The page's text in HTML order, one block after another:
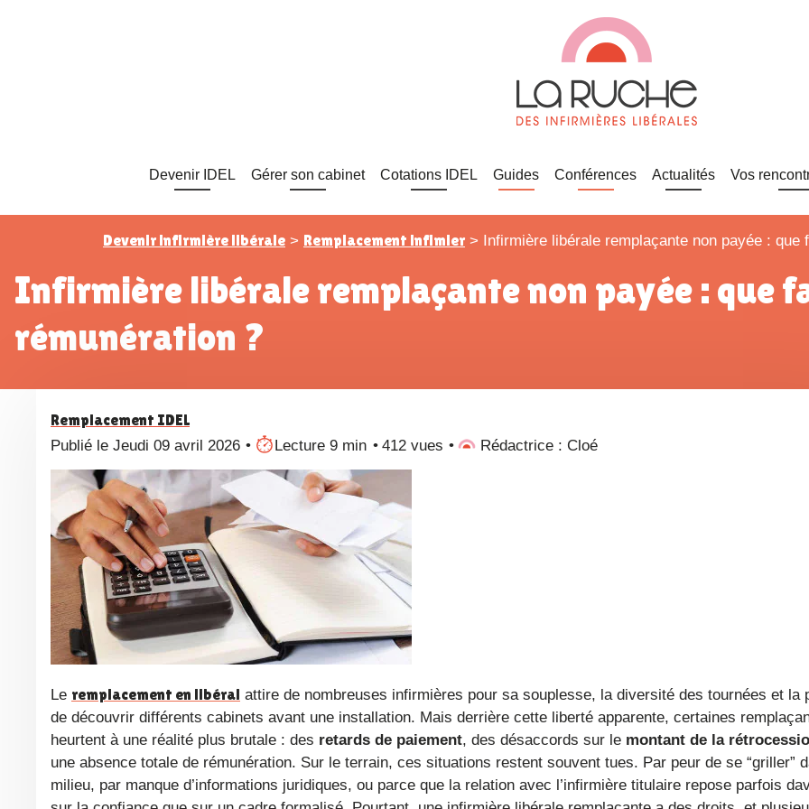
Devenir IDEL Gérer son cabinet Cotations IDEL Guides Conférences Actualités Vos
Devenir infirmière libérale > Remplacement infimier > Infirmière libérale remplaçante non payée :
Infirmière libérale remplaçante non payée : que faire pour récupérer sa
rémunération ?
Remplacement IDEL
Publié le Jeudi 09 avril 2026 Lecture 9 min 412 vues Rédactrice : Cloé
Le remplacement en libéral attire de nombreuses infirmières pour sa souplesse, la diversité des tournées et la
de découvrir différents cabinets avant une installation. Mais derrière cette liberté apparente, certaines
heurtent à une réalité plus brutale : des retards de paiement, des désaccords sur le montant de la
une absence totale de rémunération. Sur le terrain, ces situations restent souvent tues. Par peur de se “griller”
milieu, par manque d’informations juridiques, ou parce que la relation avec l’infirmière titulaire repose parfois